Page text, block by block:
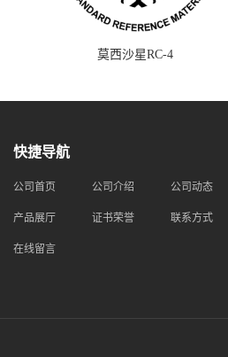
莫西沙星RC-4
快捷导航
公司首页 公司介绍 公司动态
产品展厅 证书荣誉 联系方式
在线留言